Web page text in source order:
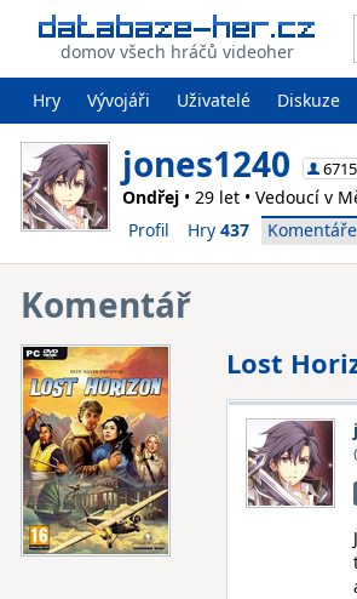
domov všech hráčů videoher
Hry Vývojáři Uživatelé Diskuze
jones1240 6715
Ondřej • 29 let • Vedoucí v
Profil
Hry 437 Komentáře
Komentář
Lost